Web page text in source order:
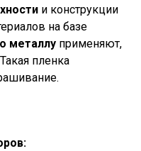
и конструкции
на базе
металлу применяют,
пленка